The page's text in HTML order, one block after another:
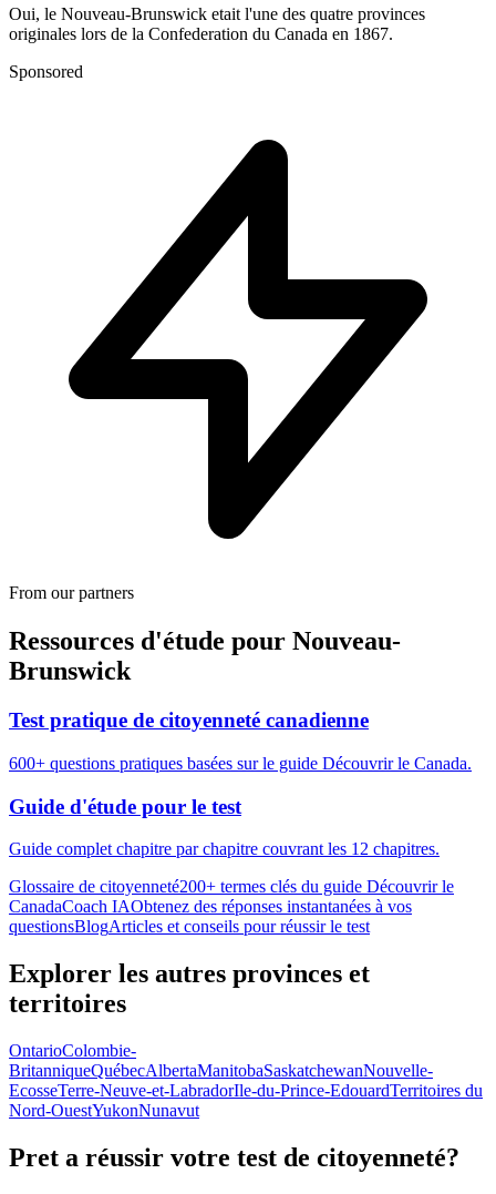
Oui, le Nouveau-Brunswick etait l'une des quatre provinces
originales lors de la Confederation du Canada en 1867.
Sponsored
From our partners
Ressources d'étude pour Nouveau-
Brunswick
Test pratique de citoyenneté canadienne
600+ questions pratiques basées sur le guide Découvrir le Canada.
Guide d'étude pour le test
Guide complet chapitre par chapitre couvrant les 12 chapitres.
Glossaire de citoyenneté200+ termes clés du guide Découvrir le
CanadaCoach IAObtenez des réponses instantanées à vos
questionsBlogArticles et conseils pour réussir le test
Explorer les autres provinces et
territoires
OntarioColombie-
BritanniqueQuébecAlbertaManitobaSaskatchewanNouvelle-
EcosseTerre-Neuve-et-LabradorIle-du-Prince-EdouardTerritoires du
Nord-OuestYukonNunavut
Pret a réussir votre test de citoyenneté?